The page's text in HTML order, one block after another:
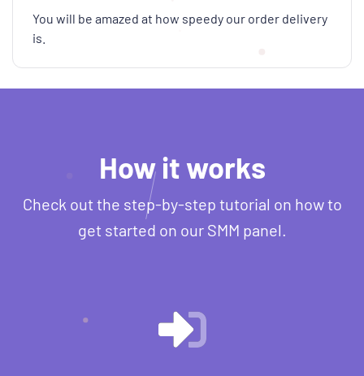
You will be amazed at how speedy our order delivery
is.
How it works
Check out the step-by-step tutorial on how to
get started on our SMM panel.